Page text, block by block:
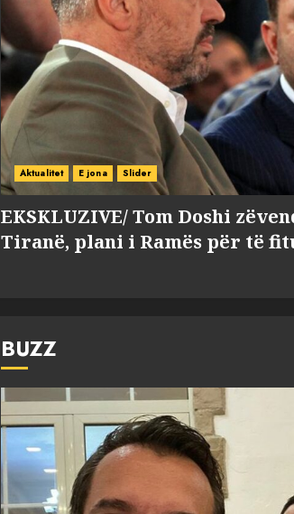
Aktualitet E jona Slider
EKSKLUZIVE/ Tom Doshi
Tiranë, plani i Ramës për të
BUZZ